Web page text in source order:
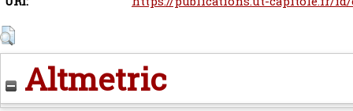
Altmetric